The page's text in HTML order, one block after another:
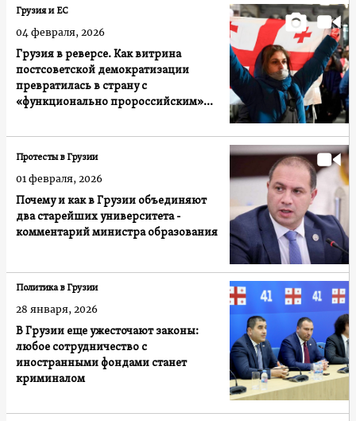
Грузия в реверсе. Как витрина
постсоветской демократизации
превратилась в страну с
«функционально пророссийским»
Грузия и ЕС
04 февраля, 2026
Почему и как в Грузии объединяют
два старейших университета -
комментарий министра образования
Протесты в Грузии
01 февраля, 2026
В Грузии еще ужесточают законы:
любое сотрудничество с
иностранными фондами станет
криминалом
Политика в Грузии
28 января, 2026